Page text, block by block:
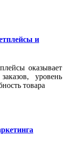
и
оказывает
уровень
товара